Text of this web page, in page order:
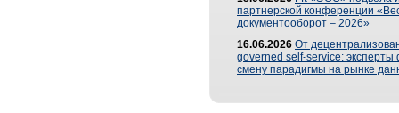
партнерской конференции
документооборот – 2026»
16.06.2026 От
governed self-service: эксперты
смену парадигмы на рынке